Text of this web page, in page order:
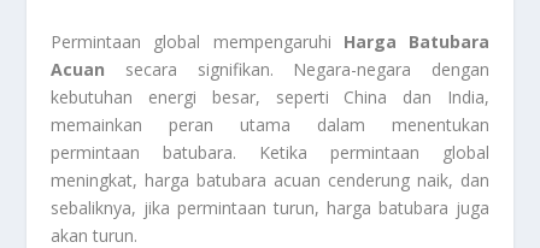
Permintaan global mempengaruhi Harga Batubara
Acuan secara signifikan. Negara-negara dengan
kebutuhan energi besar, seperti China dan India,
memainkan peran utama dalam menentukan
permintaan batubara. Ketika permintaan global
meningkat, harga batubara acuan cenderung naik, dan
sebaliknya, jika permintaan turun, harga batubara juga
akan turun.